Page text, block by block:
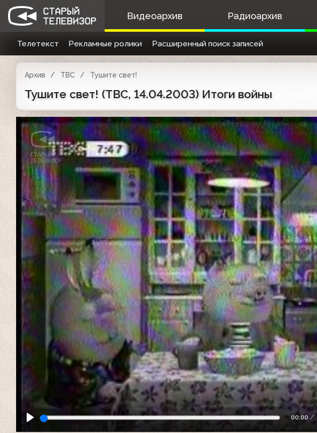
Видеоархив Радиоархив
Телетекст Рекламные ролики Расширенный поиск записей
Архив ТВС Тушите свет!
Тушите свет! (ТВС, 14.04.2003) Итоги войны
00:00